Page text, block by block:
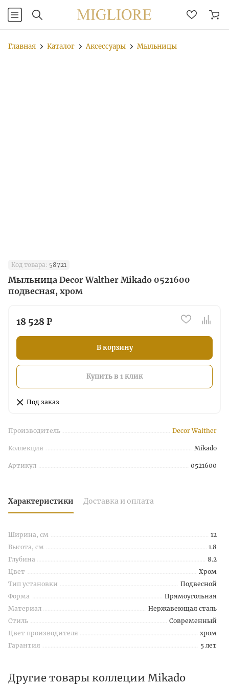
Главная Каталог Аксессуары Мыльницы
Код товара: 58721
Мыльница Decor Walther Mikado 0521600
подвесная, хром
18 528 ₽
В корзину
Купить в 1 клик
Под заказ
Производитель Decor Walther
Коллекция Mikado
Артикул 0521600
Характеристики Доставка и оплата
Ширина, см
12
Высота, см
1.8
Глубина
8.2
Цвет
Хром
Тип установки
Подвесной
Форма
Прямоугольная
Материал
Нержавеющая сталь
Стиль
Современный
Цвет производителя
хром
Гарантия
5 лет
Другие товары коллеции Mikado